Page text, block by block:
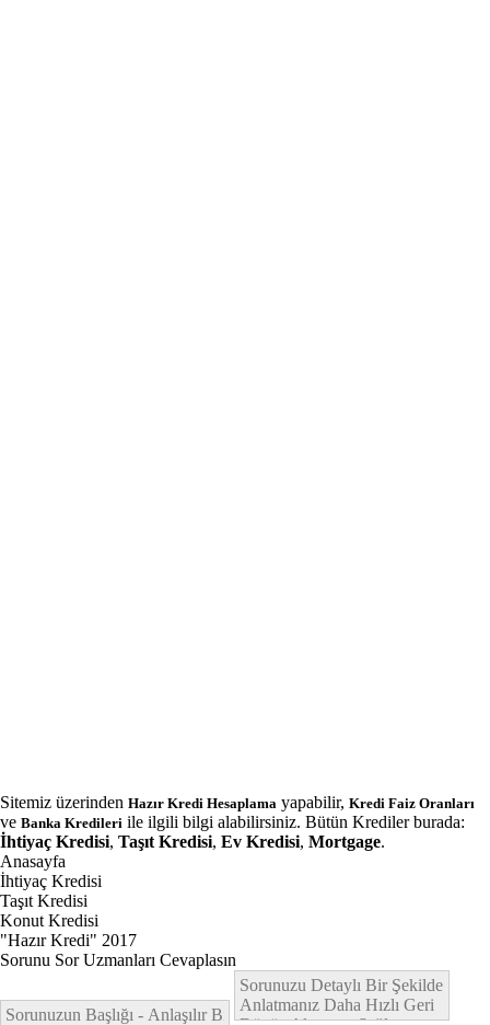
Sitemiz üzerinden Hazır Kredi Hesaplama yapabilir, Kredi Faiz Oranları
ve Banka Kredileri ile ilgili bilgi alabilirsiniz. Bütün Krediler burada:
İhtiyaç Kredisi, Taşıt Kredisi, Ev Kredisi, Mortgage.
Anasayfa
İhtiyaç Kredisi
Taşıt Kredisi
Konut Kredisi
"Hazır Kredi" 2017
Sorunu Sor Uzmanları Cevaplasın